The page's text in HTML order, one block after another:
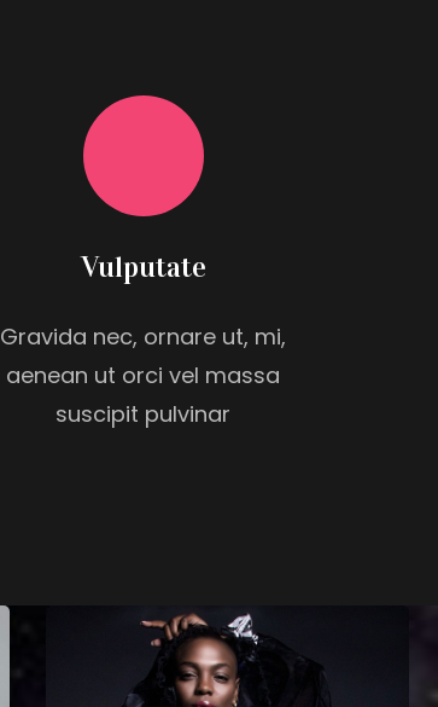
Vulputate
Gravida nec, ornare ut, mi,
aenean ut orci vel massa
suscipit pulvinar